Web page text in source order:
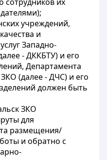
учреждений,
и
Западно-
- ДККБТУ) и его
Департамента
(далее - ДЧС) и его
должен быть
ЗКО
для
размещения/
и обратно с